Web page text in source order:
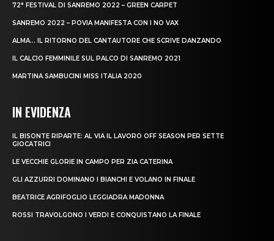
72° FESTIVAL DI SANREMO 2022 – GREEN CARPET
SANREMO 2022 – POVIA MANIFESTA CON I NO VAX
ALMA… IL RITORNO DEL CANTAUTORE CHE SCRIVE DANZANDO
IL CALCIO FEMMINILE SUL PALCO DI SANREMO 2021
MARTINA SAMBUCINI MISS ITALIA 2020
IN EVIDENZA
IL BISONTE RIPARTE: AL VIA IL LAVORO OFF SEASON PER SETTE
GIOCATRICI
LE VECCHIE GLORIE IN CAMPO PER ZIA CATERINA
GLI AZZURRI DOMINANO I BIANCHI E VOLANO IN FINALE
BEATRICE AGRIFOGLIO LEGGIADRA MADONNA
ROSSI TRAVOLGONO I VERDI E CONQUISTANO LA FINALE